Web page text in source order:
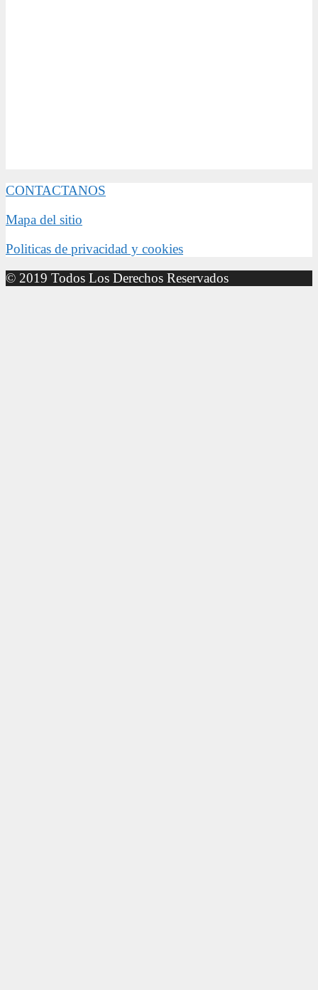
CONTACTANOS
Mapa del sitio
Politicas de privacidad y cookies
© 2019 Todos Los Derechos Reservados